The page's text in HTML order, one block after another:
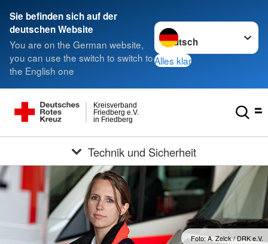
Sie befinden sich auf der
deutschen Website
You are on the German website,
you can use the switch to switch to
the English one
Sprache wechseln zu
Alles klar
in Friedberg
Friedberg e.V.
Kreisverband
Technik und Sicherheit
Foto: A. Zelck / DRK e.V.